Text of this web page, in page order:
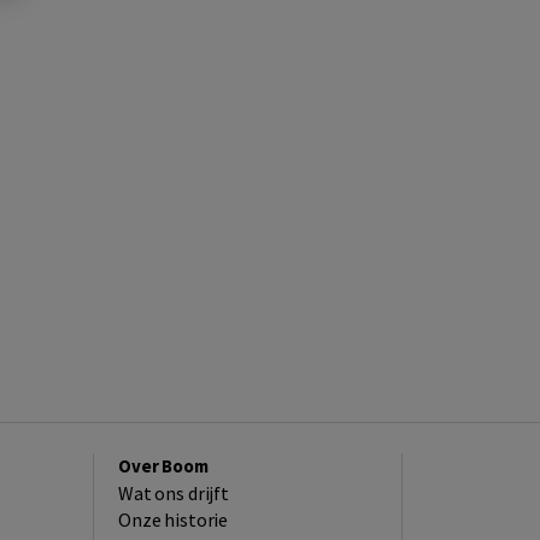
Over Boom
Wat ons drijft
Onze historie